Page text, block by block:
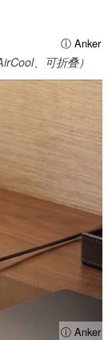
ⓘ Anker
、可折叠）
ⓘ Anker